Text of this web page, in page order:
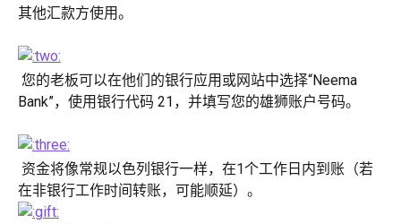
其他汇款方使用。
Bank”，使用银行代码 21，并填写您的雄狮账户号码。
在非银行工作时间转账，可能顺延）。